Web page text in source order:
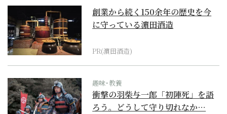
創業から続く150余年の歴史を今
に守っている濵田酒造
PR(濵田酒造)
趣味･教養
衝撃の羽柴与一郎「初陣死」を語
ろう。どうして守り切れなか…